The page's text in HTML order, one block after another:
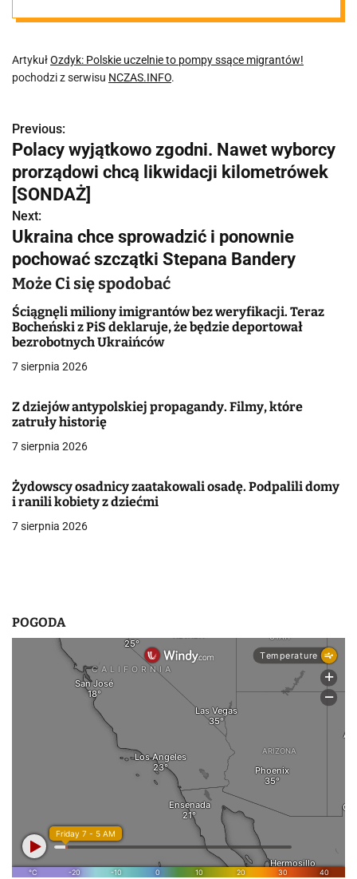
ArtykułOzdyk: Polskie uczelnie to pompy ssące migrantów!
pochodzi z serwisu NCZAS.INFO.
N
a
w
i
g
a
c
j
a
w
p
s
u
Previous:
Polacy wyjątkowo zgodni. Nawet wyborcy
prorządowi chcą likwidacji kilometrówek
[SONDAŻ]
Next:
Ukraina chce sprowadzić i ponownie
pochować szczątki Stepana Bandery
Może Ci się spodobać
Ściągnęli miliony imigrantów bez weryfikacji. Teraz
Bocheński z PiS deklaruje, że będzie deportował
bezrobotnych Ukraińców
7 sierpnia 2026
Z dziejów antypolskiej propagandy. Filmy, które
zatruły historię
7 sierpnia 2026
Żydowscy osadnicy zaatakowali osadę. Podpalili domy
i ranili kobiety z dziećmi
7 sierpnia 2026
POGODA